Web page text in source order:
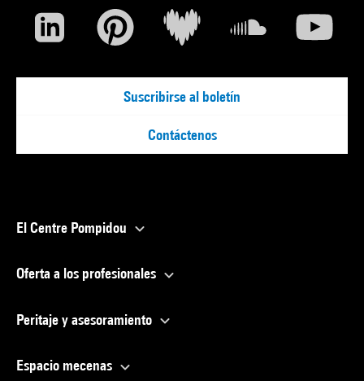
Suscribirse al boletín
Contáctenos
El Centre Pompidou
Oferta a los profesionales
Peritaje y asesoramiento
Espacio mecenas